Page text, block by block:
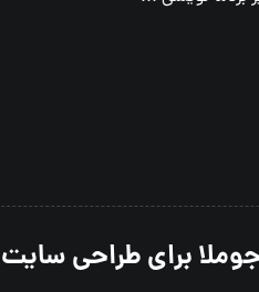
برای طراحی سایت